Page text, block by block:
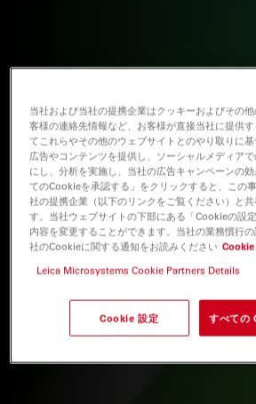
当社および当社の提携企業はクッキーおよびその
客様の連絡先情報など、お客様が直接当社に提供
てこれらやその他のウェブサイトとのやり取りに
広告やコンテンツを提供し、ソーシャルメディア
にし、分析を実施し、当社の広告キャンペーンの
てのCookieを承認する」をクリックすると、この
社の提携企業（以下のリンクをご覧ください）と
す。当社ウェブサイトの下部にある「Cookieの設
内容を変更することができます。当社の業務慣行
社のCookieに関する通知をお読みください
Leica Microsystems Cookie Partners Details
Cookie 設定 すべての